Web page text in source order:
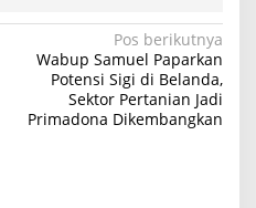
Pos berikutnya
Wabup Samuel Paparkan
Potensi Sigi di Belanda,
Sektor Pertanian Jadi
Primadona Dikembangkan